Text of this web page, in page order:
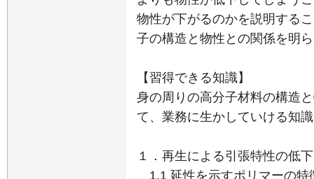
物性が下がるのかを説明する
子の構造と物性との関係を明
【習得できる知識】
身の周りの高分子材料の構造
て、業務に生かしていける知
１．再生による引張特性の低下
1.1 延性を示すポリマーの特